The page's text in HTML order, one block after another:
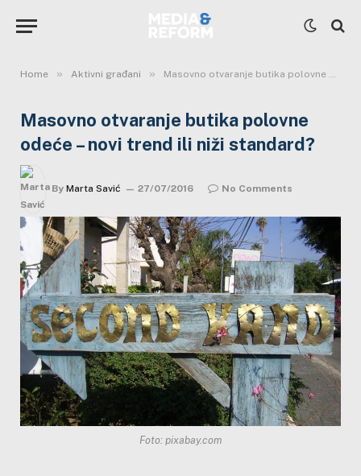
Home » Aktivni građani » Masovno otvaranje butika polovne odeće – novi trend ili niži standard?
Masovno otvaranje butika polovne
odeće – novi trend ili niži standard?
By Marta Savić 27/07/2016 No Comments
Foto: pixabay.com